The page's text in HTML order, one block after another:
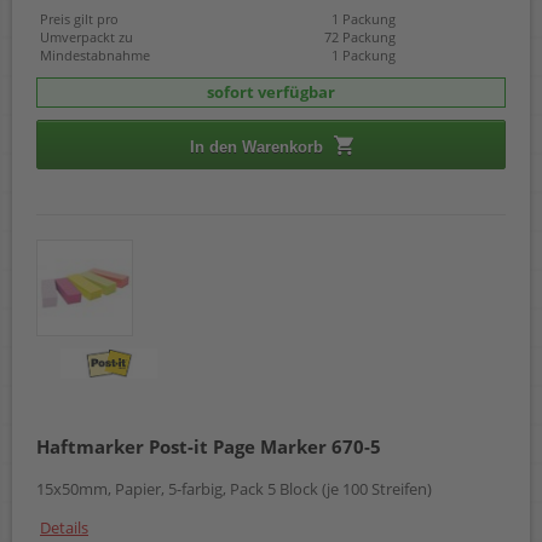
Preis gilt pro
1 Packung
Umverpackt zu
72 Packung
Mindestabnahme
1 Packung
sofort verfügbar
In den Warenkorb
Haftmarker Post-it Page Marker 670-5
15x50mm, Papier, 5-farbig, Pack 5 Block (je 100 Streifen)
Details